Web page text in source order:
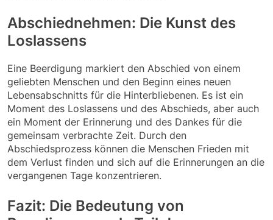
Abschiednehmen: Die Kunst des
Loslassens
Eine Beerdigung markiert den Abschied von einem
geliebten Menschen und den Beginn eines neuen
Lebensabschnitts für die Hinterbliebenen. Es ist ein
Moment des Loslassens und des Abschieds, aber auch
ein Moment der Erinnerung und des Dankes für die
gemeinsam verbrachte Zeit. Durch den
Abschiedsprozess können die Menschen Frieden mit
dem Verlust finden und sich auf die Erinnerungen an die
vergangenen Tage konzentrieren.
Fazit: Die Bedeutung von